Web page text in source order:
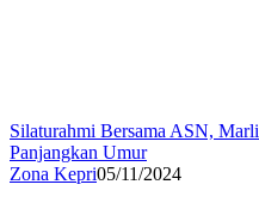
Silaturahmi Bersama ASN,
Panjangkan Umur
Zona Kepri05/11/2024